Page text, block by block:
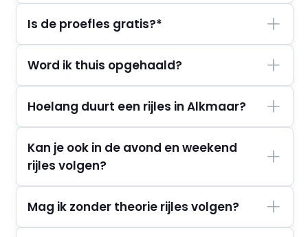
Is de proefles gratis?*
Word ik thuis opgehaald?
Hoelang duurt een rijles in Alkmaar?
Kan je ook in de avond en weekend
rijles volgen?
Mag ik zonder theorie rijles volgen?